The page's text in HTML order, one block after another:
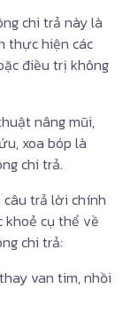
chi trả này là
thực hiện các
điều trị không
nâng mũi,
xoa bóp là
chi trả.
câu trả lời chính
cụ thể về
chi trả:
van tim, nhồi